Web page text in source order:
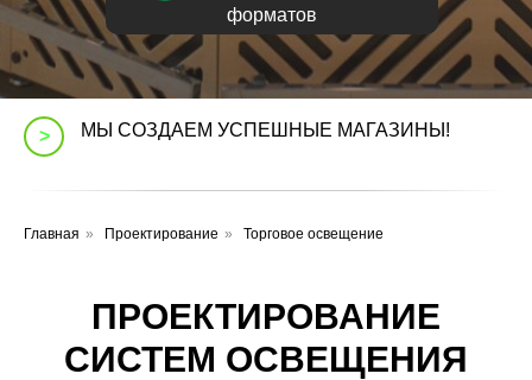
форматов
> МЫ СОЗДАЕМ УСПЕШНЫЕ МАГАЗИНЫ!
Главная » Проектирование » Торговое освещение
ПРОЕКТИРОВАНИЕ
СИСТЕМ ОСВЕЩЕНИЯ